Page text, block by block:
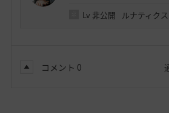
Lv 非公開 ルナティクス
コメント 0